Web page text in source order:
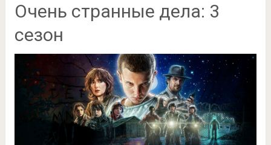
Очень странные дела: 3
сезон